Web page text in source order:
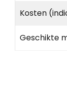
Kosten
Geschikte